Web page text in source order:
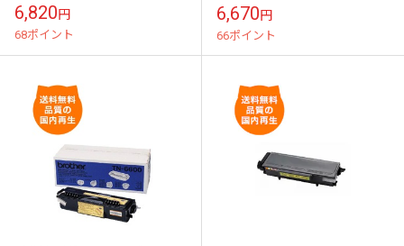
ザープリンタにはやっぱりリサ
イクルトナー
6,820円
68ポイント
ープリンタにはやっぱりリサイ
クルトナー
6,670円
66ポイント